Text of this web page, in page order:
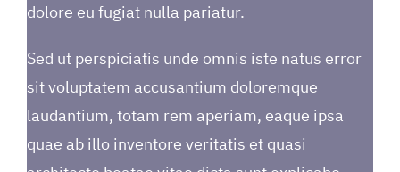
dolore eu fugiat nulla pariatur.
Sed ut perspiciatis unde omnis iste natus error
sit voluptatem accusantium doloremque
laudantium, totam rem aperiam, eaque ipsa
quae ab illo inventore veritatis et quasi